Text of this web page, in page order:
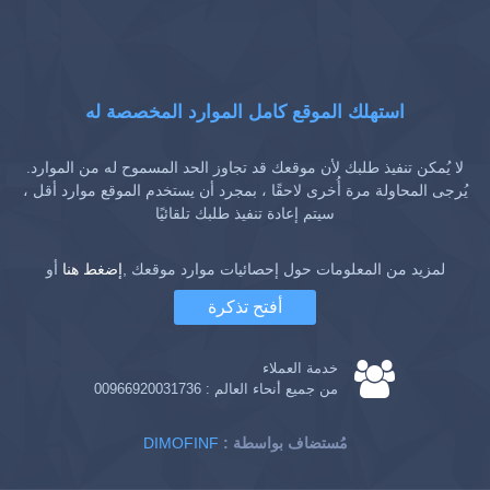
استهلك الموقع كامل الموارد المخصصة له
لا يُمكن تنفيذ طلبك لأن موقعك قد تجاوز الحد المسموح له من الموارد.
يُرجى المحاولة مرة أُخرى لاحقًا ، بمجرد أن يستخدم الموقع موارد أقل ،
سيتم إعادة تنفيذ طلبك تلقائيًا
لمزيد من المعلومات حول إحصائيات موارد موقعك ,إضغط هنا أو
أفتح تذكرة
خدمة العملاء
من جميع أنحاء العالم : 00966920031736
DIMOFINF : مُستضاف بواسطة